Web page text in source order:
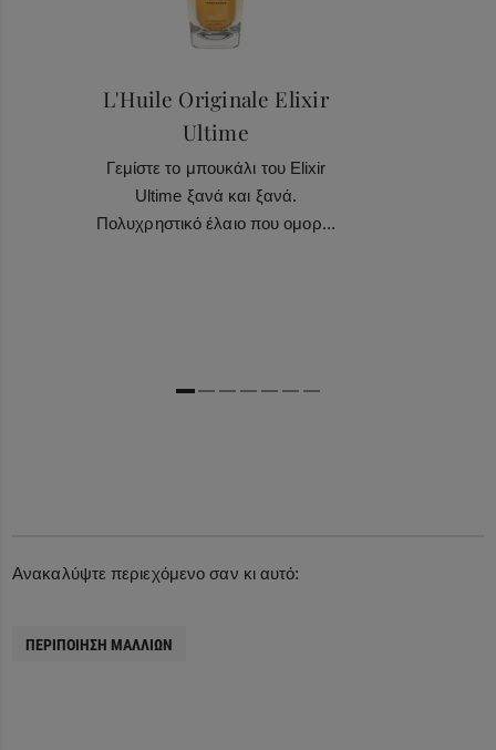
L'Huile Originale Elixir
Ultime
Γεμίστε το μπουκάλι του Elixir
Ultime ξανά και ξανά.
Πολυχρηστικό έλαιο που ομορ...
Ανακαλύψτε περιεχόμενο σαν κι αυτό:
ΠΕΡΙΠΟΊΗΣΗ ΜΑΛΛΙΏΝ